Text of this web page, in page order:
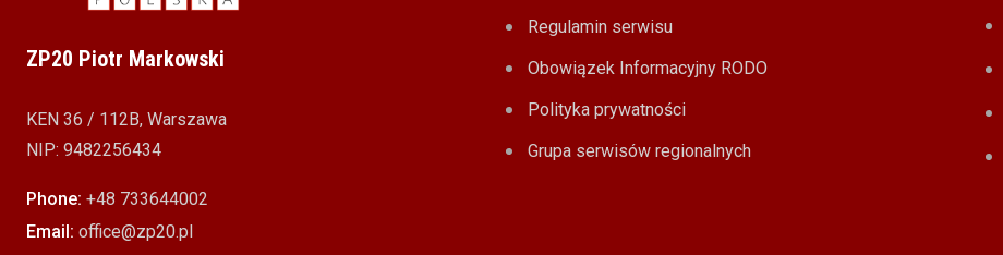
ZP20 Piotr Markowski
KEN 36 / 112B, Warszawa
NIP: 9482256434
Phone: +48 733644002
Email: office@zp20.pl
Regulamin serwisu
Obowiązek Informacyjny RODO
Polityka prywatności
Grupa serwisów regionalnych